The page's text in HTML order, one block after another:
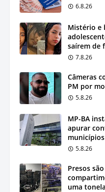
6.8.26
Mistério e
saírem de
7.8.26
Câmeras
PM por
5.8.26
MP-BA
apurar
5.8.26
Presos
uma